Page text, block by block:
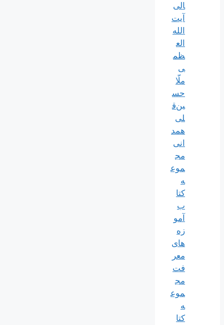
الی
آیت‌
الله‌
الع
ظم
ی
ملّا
حس
ین‌ق
لی
همد
انی
مج
موع
ه
کتا
ب
آمو
زه
های
معر
فت
مج
موع
ه
کتا